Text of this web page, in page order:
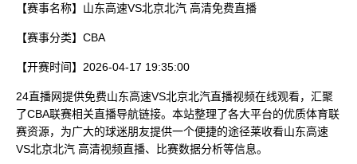
【赛事名称】 山东高速VS北京北汽 高清免费直播
【赛事分类】 CBA
【开赛时间】 2026-04-17 19:35:00
24直播网提供免费山东高速VS北京北汽直播视频在线观看，汇聚
了CBA联赛相关直播导航链接。本站整理了各大平台的优质体育联
赛资源，为广大的球迷朋友提供一个便捷的途径莱收看山东高速
VS北京北汽 高清视频直播、比赛数据分析等信息。